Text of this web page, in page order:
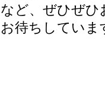
など、ぜひぜひ
お待ちしていま